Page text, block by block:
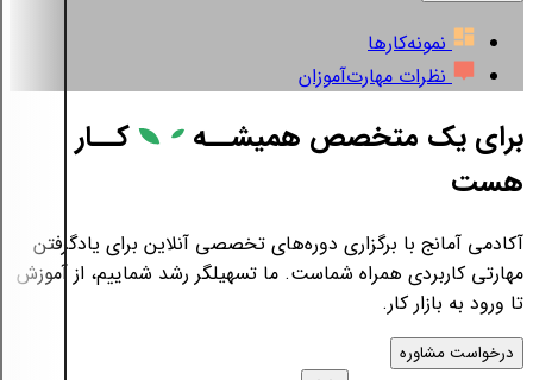
نمونه‌کارها
نظرات مهارت‌آموزان
برای یک متخصص همیشــه
کــار
هست
آکادمی آمانج با برگزاری دوره‌های تخصصی آنلاین برای یادگرفتن
مهارتی کاربردی همراه شماست. ما تسهیلگر رشد شماییم، از آموزش
تا ورود به بازار کار.
درخواست مشاوره